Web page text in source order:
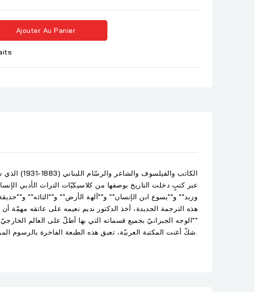
Ajouter Au Panier
الكاتب
عبر كتبٍ دخلت التاريخ بوصفها من كلاسيكيّات التراث الأدبي
وزبد"" و""يسوع ابن الإنسان"" و""آلهة الأرض"" و""التائه""
هذه الترجمة الجديدة، أخذ الدكتور نديم نعيمه على عاتقه
""الوجه الجبرانيّ بجميع قسماته التي بها أطلّ على العالم
شكّ أغنت المكتبة العربيّة، تعبق هذه الطبعة الفاخرة بالرسوم المرافقة للنصوص وهي جميعها بصورتها الأصليّة، ملوّنة وبجودة عالية.